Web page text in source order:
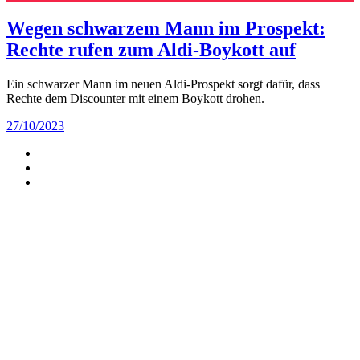
Wegen schwarzem Mann im Prospekt:
Rechte rufen zum Aldi-Boykott auf
Ein schwarzer Mann im neuen Aldi-Prospekt sorgt dafür, dass
Rechte dem Discounter mit einem Boykott drohen.
27/10/2023